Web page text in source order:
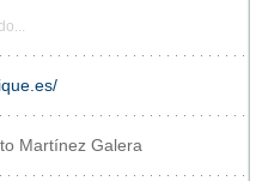
Martínez Galera